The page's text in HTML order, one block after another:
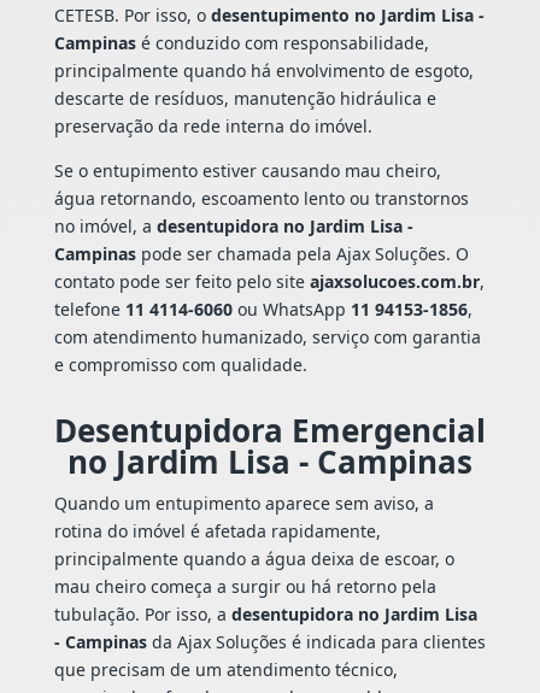
CETESB. Por isso, o desentupimento no Jardim Lisa -
Campinasé conduzido com responsabilidade,
principalmente quando há envolvimento de esgoto,
descarte de resíduos, manutenção hidráulica e
preservação da rede interna do imóvel.
Se o entupimento estiver causando mau cheiro,
água retornando, escoamento lento ou transtornos
no imóvel, a desentupidora no Jardim Lisa -
Campinaspode ser chamada pela Ajax Soluções. O
contato pode ser feito pelo site ajaxsolucoes.com.br,
telefone 11 4114-6060ou WhatsApp 11 94153-1856,
com atendimento humanizado, serviço com garantia
e compromisso com qualidade.
Desentupidora Emergencial
no Jardim Lisa - Campinas
Quando um entupimento aparece sem aviso, a
rotina do imóvel é afetada rapidamente,
principalmente quando a água deixa de escoar, o
mau cheiro começa a surgir ou há retorno pela
tubulação. Por isso, a desentupidora no Jardim Lisa
- Campinasda Ajax Soluções é indicada para clientes
que precisam de um atendimento técnico,